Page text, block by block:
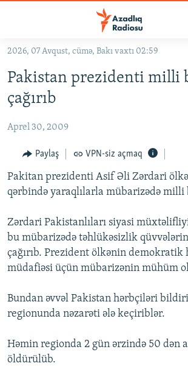
Əsas
qayıt
Əsas
naviqasiyaya
qayıt
KORRUPSIOMETR
#ƏSLINDƏ
FƏRQƏ BAX
QANUNI DOĞRU
ARAŞDIRMA
MULTIMEDIA
VIDEO
FOTOQALEREYA
KARIKATURA
RADIO ARXIV
OXU ZALI
İSLAM VƏ DEMOKRATIYA
HAQQIMIZDA
PEŞƏ ETIKASI VƏ JURNALISTIKA STANDARTLARIMIZ
AZADLIQRADIOSU MOBIL TELEFONUNUZDA
BIZI IZLƏ
RFE/RL-in bütün saytları
2026, 07 Avqust, cümə, Bakı vaxtı 02:59
Pakistan prezidenti milli
çağırıb
Aprel 30, 2009
Paylaş VPN-siz açmaq
Pakitan prezidenti Asif Əli Zərdari
qərbində yaraqlılarla mübarizədə milli
Zərdari Pakistanlıları siyasi
bu mübarizədə təhlükəsizlik
çağırıb. Prezident ölkənin demokratik
müdafiəsi üçün mübarizənin mühüm
Bundan əvvəl Pakistan hərbçiləri
regionunda nəzarəti ələ keçiriblər.
Həmin regionda 2 gün ərzində 50 dən
öldürülüb.